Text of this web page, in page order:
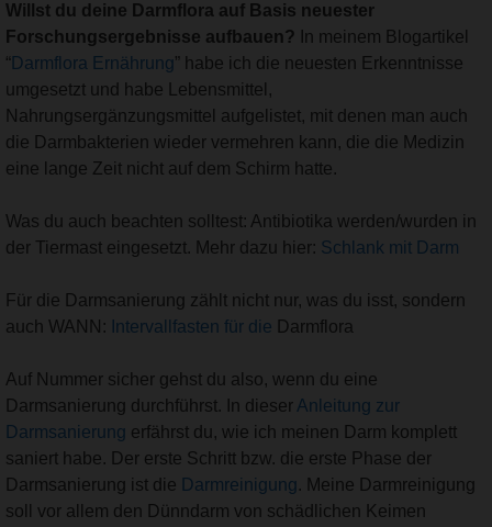
Willst du deine Darmflora auf Basis neuester
Forschungsergebnisse aufbauen? In meinem Blogartikel
“ Darmflora Ernährung” habe ich die neuesten Erkenntnisse
umgesetzt und habe Lebensmittel,
Nahrungsergänzungsmittel aufgelistet, mit denen man auch
die Darmbakterien wieder vermehren kann, die die Medizin
eine lange Zeit nicht auf dem Schirm hatte.
Was du auch beachten solltest: Antibiotika werden/wurden in
der Tiermast eingesetzt. Mehr dazu hier: Schlank mit Darm
Für die Darmsanierung zählt nicht nur, was du isst, sondern
auch WANN: Intervallfasten für die Darmflora
Auf Nummer sicher gehst du also, wenn du eine
Darmsanierung durchführst. In dieser Anleitung zur
Darmsanierung erfährst du, wie ich meinen Darm komplett
saniert habe. Der erste Schritt bzw. die erste Phase der
Darmsanierung ist die Darmreinigung. Meine Darmreinigung
soll vor allem den Dünndarm von schädlichen Keimen